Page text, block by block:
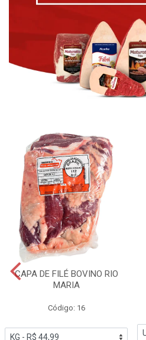
CAPA DE FILÉ BOVINO RIO
MARIA
Código: 16